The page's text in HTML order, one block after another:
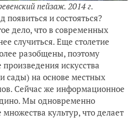
пейзаж. 2014 г.
появиться и состояться?
дело, что в современных
случиться. Еще столетие
разобщены, поэтому
искусства
сады) на основе местных
Сейчас же информационное
Мы одновременно
культур, что делает